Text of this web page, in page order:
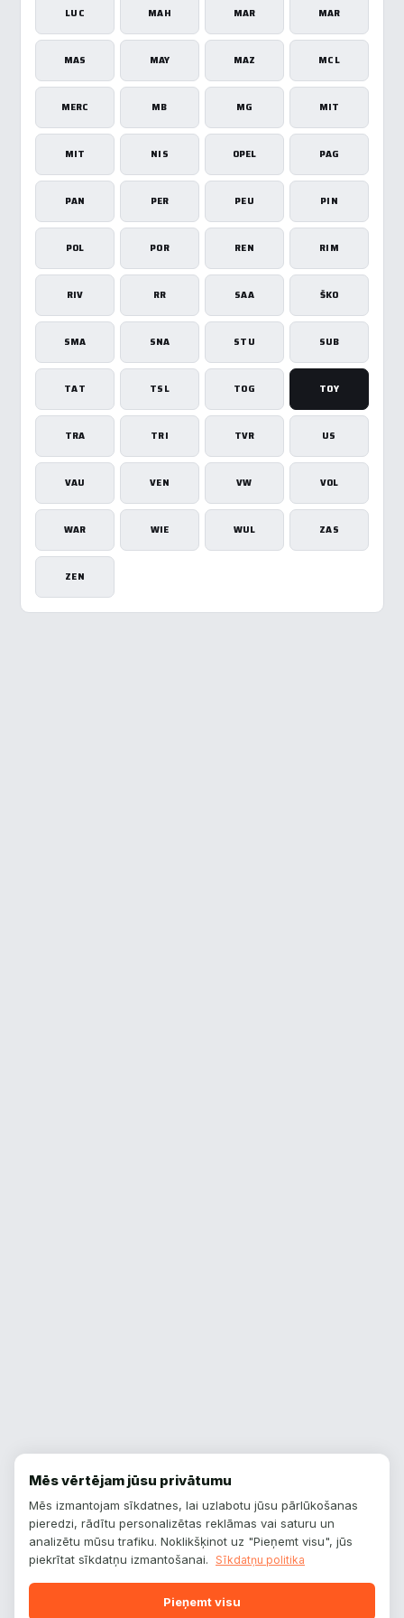
LUC MAH MAR MAR
MAS MAY MAZ MCL
MERC MB MG MIT
MIT NIS OPEL PAG
PAN PER PEU PIN
POL POR REN RIM
RIV RR SAA ŠKO
SMA SNA STU SUB
TAT TSL TOG TOY
TRA TRI TVR US
VAU VEN VW VOL
WAR WIE WUL ZAS
ZEN
Mēs vērtējam jūsu privātumu
Mēs izmantojam sīkdatnes, lai uzlabotu jūsu pārlūkošanas
pieredzi, rādītu personalizētas reklāmas vai saturu un
analizētu mūsu trafiku. Noklikšķinot uz "Pieņemt visu", jūs
piekrītat sīkdatņu izmantošanai. Sīkdatņu politika
Pieņemt visu